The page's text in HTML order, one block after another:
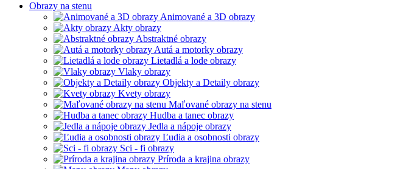
Obrazy na stenu
Animované a 3D obrazy
Akty obrazy
Abstraktné obrazy
Autá a motorky obrazy
Lietadlá a lode obrazy
Vlaky obrazy
Objekty a Detaily obrazy
Kvety obrazy
Maľované obrazy na stenu
Hudba a tanec obrazy
Jedla a nápoje obrazy
Ľudia a osobnosti obrazy
Sci - fi obrazy
Príroda a krajina obrazy